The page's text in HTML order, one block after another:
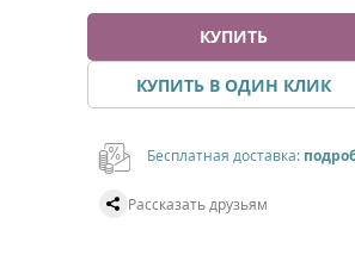
КУПИТЬ
КУПИТЬ В ОДИН КЛИК
Бесплатная доставка:
Рассказать друзьям